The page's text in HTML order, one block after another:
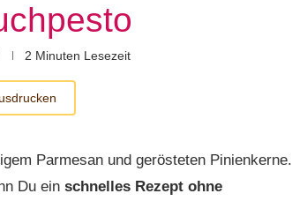
2 Minuten Lesezeit
Parmesan und gerösteten Pinienkerne.
Du ein schnelles Rezept ohne